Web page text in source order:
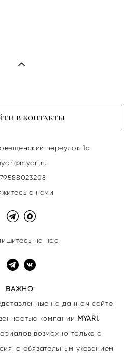
в контакты
переулок 1а
с нами
на нас
ВАЖНО!
на данном сайте,
компании MYARI
возможно только с
с обязательным указанием